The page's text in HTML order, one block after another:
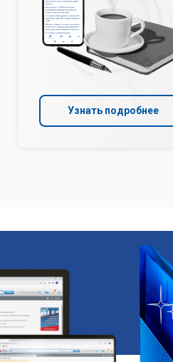
Узнать подробнее